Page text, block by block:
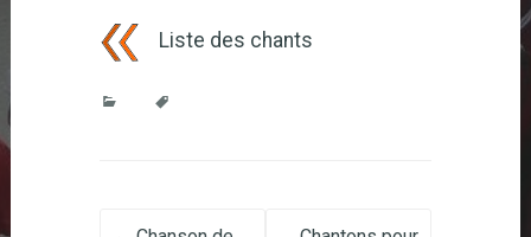
Liste des chants